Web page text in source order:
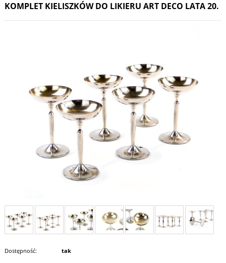
KOMPLET KIELISZKÓW DO LIKIERU ART DECO LATA 20.
Dostępność: tak